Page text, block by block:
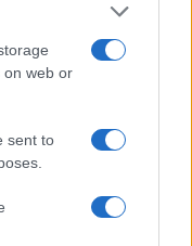
on web or
sent to